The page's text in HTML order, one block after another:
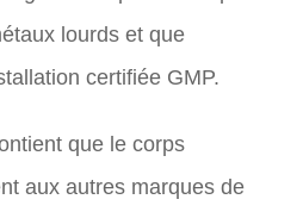
lourds et que
certifiée GMP.
que le corps
aux autres marques de